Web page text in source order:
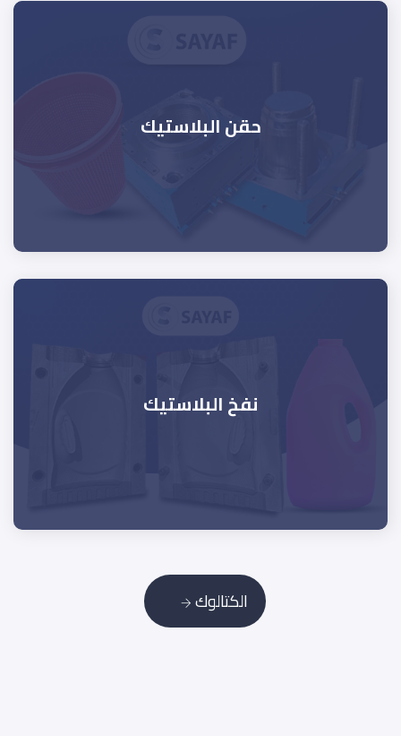
حقن البلاستيك
نفخ البلاستيك
الكتالوك